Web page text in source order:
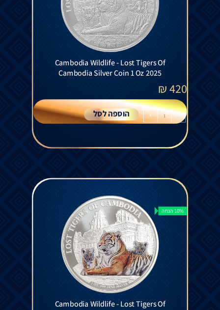
Cambodia Wildlife - Lost Tigers Of
Cambodia Silver Coin 1 Oz 2025
420
₪
-
+ הוספה לסל
10% הנחה
Cambodia Wildlife - Lost Tigers Of